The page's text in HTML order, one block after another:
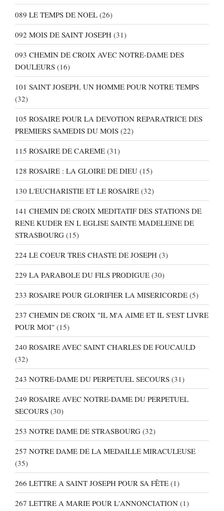
089 LE TEMPS DE NOEL (26)
092 MOIS DE SAINT JOSEPH (31)
093 CHEMIN DE CROIX AVEC NOTRE-DAME DES
DOULEURS (16)
101 SAINT JOSEPH, UN HOMME POUR NOTRE TEMPS
(32)
105 ROSAIRE POUR LA DEVOTION REPARATRICE DES
PREMIERS SAMEDIS DU MOIS (22)
115 ROSAIRE DE CAREME (31)
128 ROSAIRE : LA GLOIRE DE DIEU (15)
130 L'EUCHARISTIE ET LE ROSAIRE (32)
141 CHEMIN DE CROIX MEDITATIF DES STATIONS DE
RENE KUDER EN L EGLISE SAINTE MADELEINE DE
STRASBOURG (15)
224 LE COEUR TRES CHASTE DE JOSEPH (3)
229 LA PARABOLE DU FILS PRODIGUE (30)
233 ROSAIRE POUR GLORIFIER LA MISERICORDE (5)
237 CHEMIN DE CROIX "IL M'A AIME ET IL S'EST LIVRE
POUR MOI" (15)
240 ROSAIRE AVEC SAINT CHARLES DE FOUCAULD
(32)
243 NOTRE-DAME DU PERPETUEL SECOURS (31)
249 ROSAIRE AVEC NOTRE-DAME DU PERPETUEL
SECOURS (30)
253 NOTRE DAME DE STRASBOURG (32)
257 NOTRE DAME DE LA MEDAILLE MIRACULEUSE
(35)
266 LETTRE A SAINT JOSEPH POUR SA FÊTE (1)
267 LETTRE A MARIE POUR L'ANNONCIATION (1)